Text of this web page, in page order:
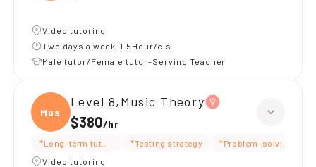
Video tutoring
Two days a week-1.5Hour/cls
Male tutor/Female tutor-Serving Teacher
Music
Level 8,Music Theory
$380/hr
*Long-term tutoring *Testing strategy *Problem-solving
Video tutoring